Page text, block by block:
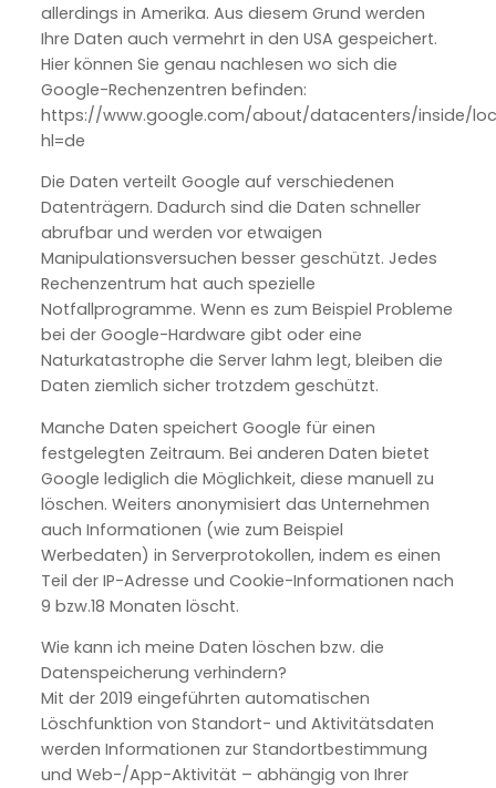
allerdings in Amerika. Aus diesem Grund werden
Ihre Daten auch vermehrt in den USA gespeichert.
Hier können Sie genau nachlesen wo sich die
Google-Rechenzentren befinden:
https://www.google.com/about/datacenters/inside/
hl=de
Die Daten verteilt Google auf verschiedenen
Datenträgern. Dadurch sind die Daten schneller
abrufbar und werden vor etwaigen
Manipulationsversuchen besser geschützt. Jedes
Rechenzentrum hat auch spezielle
Notfallprogramme. Wenn es zum Beispiel Probleme
bei der Google-Hardware gibt oder eine
Naturkatastrophe die Server lahm legt, bleiben die
Daten ziemlich sicher trotzdem geschützt.
Manche Daten speichert Google für einen
festgelegten Zeitraum. Bei anderen Daten bietet
Google lediglich die Möglichkeit, diese manuell zu
löschen. Weiters anonymisiert das Unternehmen
auch Informationen (wie zum Beispiel
Werbedaten) in Serverprotokollen, indem es einen
Teil der IP-Adresse und Cookie-Informationen nach
9 bzw.18 Monaten löscht.
Wie kann ich meine Daten löschen bzw. die
Datenspeicherung verhindern?
Mit der 2019 eingeführten automatischen
Löschfunktion von Standort- und Aktivitätsdaten
werden Informationen zur Standortbestimmung
und Web-/App-Aktivität – abhängig von Ihrer